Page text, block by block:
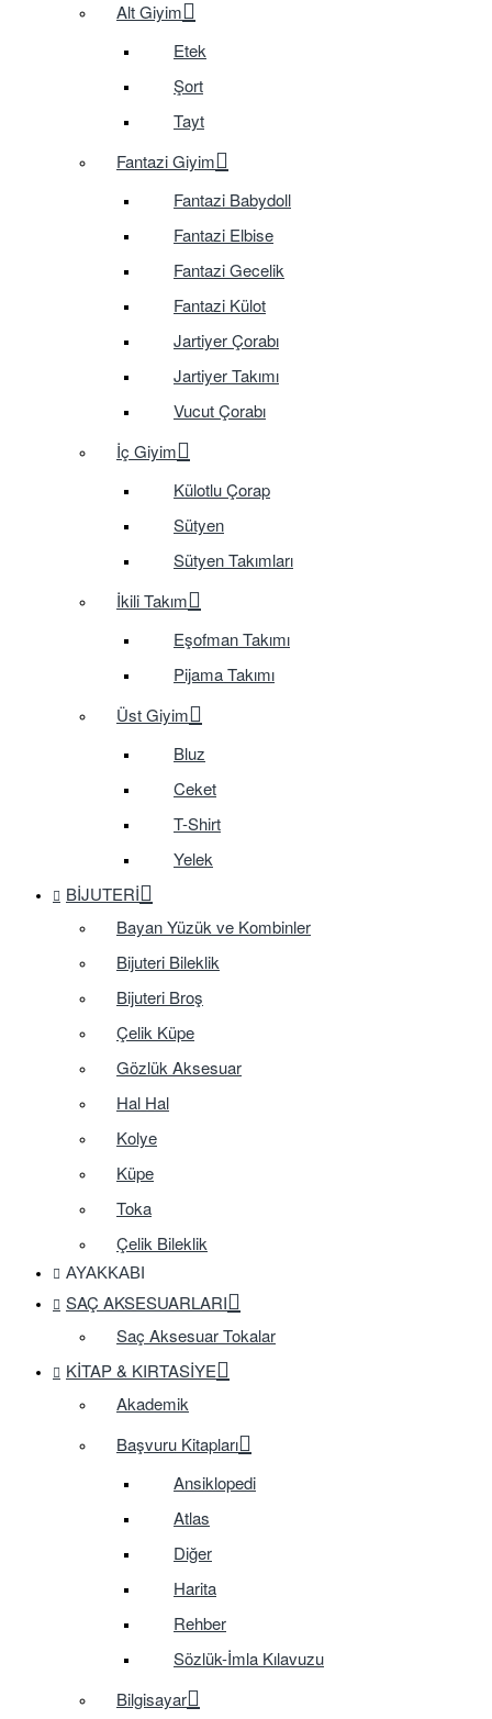
Alt Giyim
Etek
Şort
Tayt
Fantazi Giyim
Fantazi Babydoll
Fantazi Elbise
Fantazi Gecelik
Fantazi Külot
Jartiyer Çorabı
Jartiyer Takımı
Vucut Çorabı
İç Giyim
Külotlu Çorap
Sütyen
Sütyen Takımları
İkili Takım
Eşofman Takımı
Pijama Takımı
Üst Giyim
Bluz
Ceket
T-Shirt
Yelek
BIJUTERI
Bayan Yüzük ve Kombinler
Bijuteri Bileklik
Bijuteri Broş
Çelik Küpe
Gözlük Aksesuar
Hal Hal
Kolye
Küpe
Toka
Çelik Bileklik
AYAKKABI
SAÇ AKSESUARLARI
Saç Aksesuar Tokalar
KITAP & KIRTASIYE
Akademik
Başvuru Kitapları
Ansiklopedi
Atlas
Diğer
Harita
Rehber
Sözlük-İmla Kılavuzu
Bilgisayar